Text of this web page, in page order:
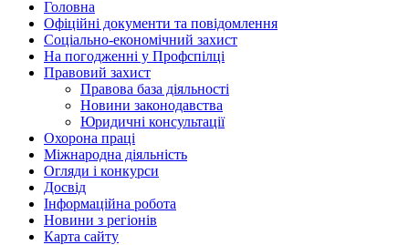
Головна
Офіційні документи та повідомлення
Соціально-економічний захист
На погодженні у Профспілці
Правовий захист
Правова база діяльності
Новини законодавства
Юридичні консультації
Охорона праці
Міжнародна діяльність
Огляди і конкурси
Досвід
Інформаційна робота
Новини з регіонів
Карта сайту